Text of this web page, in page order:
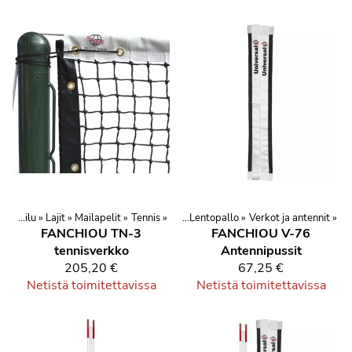
Urheilu ja kuntoilu‪» Lajit‪» Mailapelit‪» Tennis‪»
FANCHIOU TN-3
tennisverkko
205,20 €
Netistä toimitettavissa
Urheilu ja kuntoilu‪» Lajit ‪»Pallopelit ‪» Lentopallo‪» Verkot ja antennit‪»
FANCHIOU V-76
Antennipussit
67,25 €
Netistä toimitettavissa